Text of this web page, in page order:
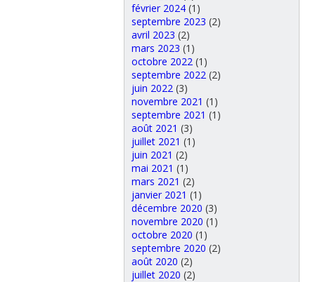
février 2024(1)
septembre 2023 (2)
avril 2023 (2)
mars 2023 (1)
octobre 2022 (1)
septembre 2022 (2)
juin 2022 (3)
novembre 2021 (1)
septembre 2021 (1)
août 2021 (3)
juillet 2021 (1)
juin 2021 (2)
mai 2021 (1)
mars 2021 (2)
janvier 2021 (1)
décembre 2020 (3)
novembre 2020 (1)
octobre 2020 (1)
septembre 2020 (2)
août 2020 (2)
juillet 2020 (2)